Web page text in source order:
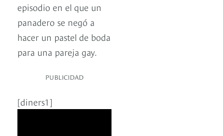
episodio en el que un
panadero se negó a
hacer un pastel de boda
para una pareja gay.
PUBLICIDAD
[diners1]